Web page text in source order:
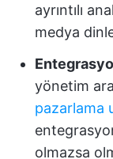
ayrıntılı
medya
yönetim
pazarlama
olmazsa